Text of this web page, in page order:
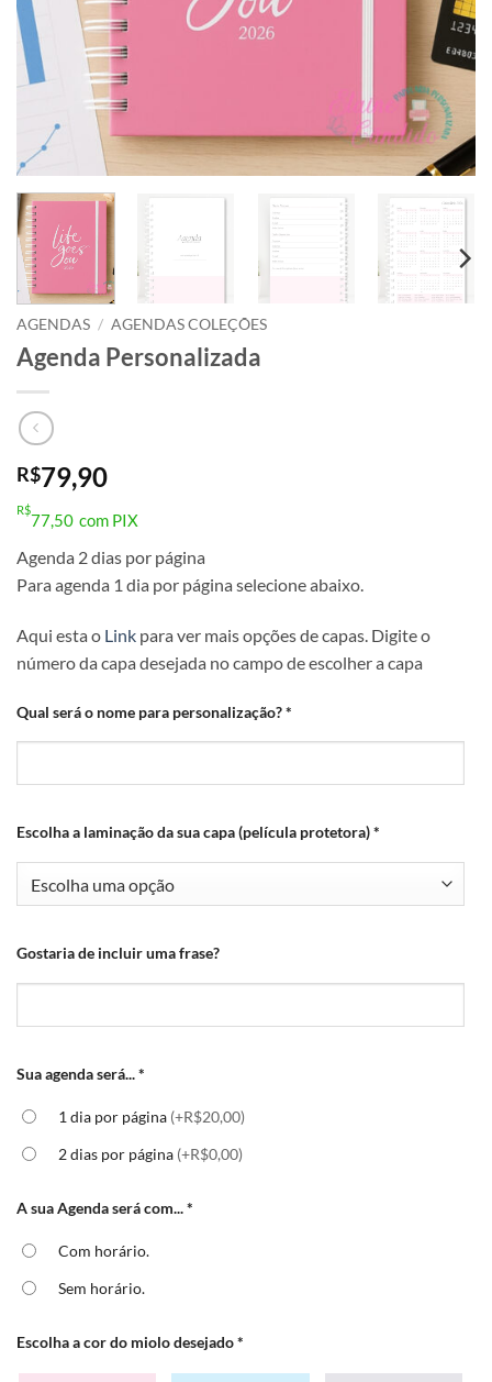
AGENDAS / AGENDAS COLEÇÕES
Agenda Personalizada
R$79,90
R$
77,50 com PIX
Agenda 2 dias por página
Para agenda 1 dia por página selecione abaixo.
Aqui esta o Link para ver mais opções de capas. Digite o
número da capa desejada no campo de escolher a capa
Qual será o nome para personalização?*
Escolha a laminação da sua capa (película protetora)*
Gostaria de incluir uma frase?
Sua agenda será...*
1 dia por página (+R$20,00)
2 dias por página (+R$0,00)
A sua Agenda será com...*
Com horário.
Sem horário.
Escolha a cor do miolo desejado*